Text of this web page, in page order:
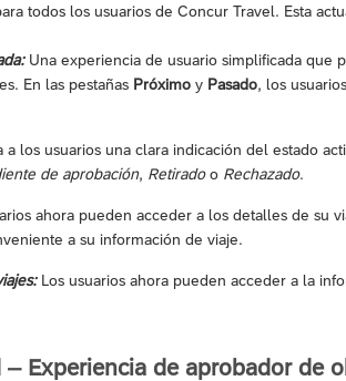
todos los usuarios de Concur Travel. Esta
Una experiencia de usuario simplificada que
En las pestañas Próximo y Pasado, los
los usuarios una clara indicación del estado
de aprobación, Retiradoo Rechazado.
ahora pueden acceder a los detalles de su
a su información de viaje.
Los usuarios ahora pueden acceder a la
Experiencia de aprobador de